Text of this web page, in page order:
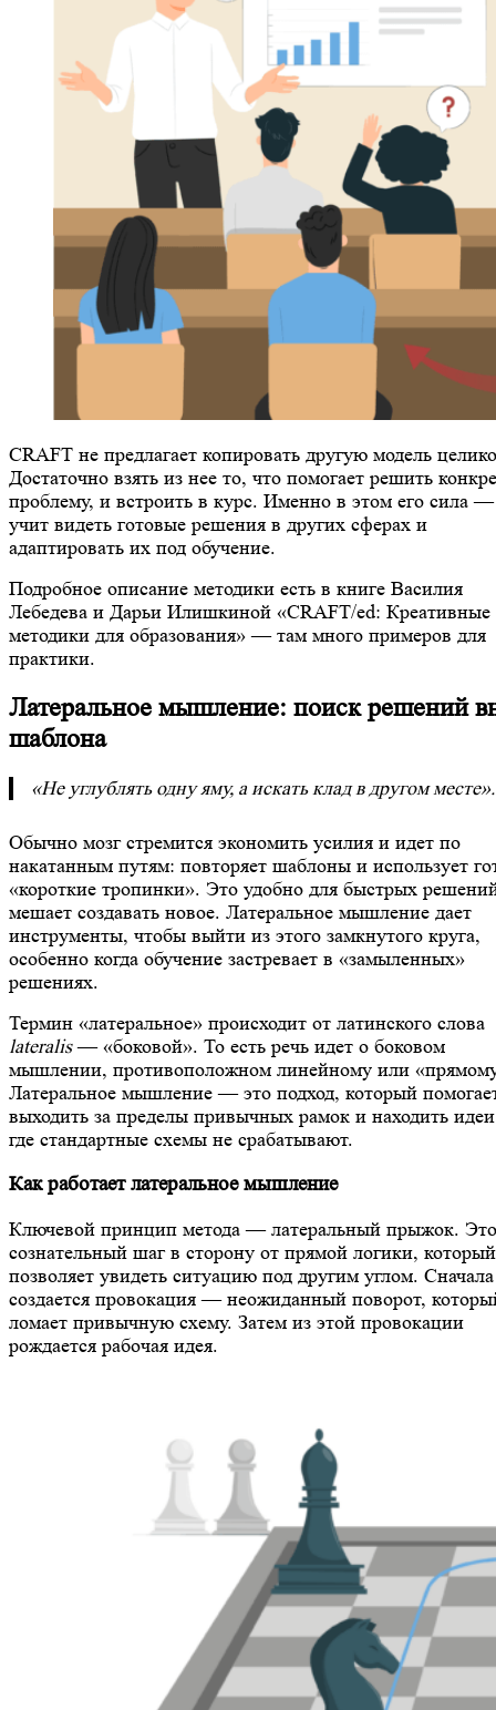
CRAFT не предлагает копировать другую модель
Достаточно взять из нее то, что помогает решить
проблему, и встроить в курс. Именно в этом его сила
учит видеть готовые решения в других сферах и
адаптировать их под обучение.
Подробное описание методики есть в книге Василия
Лебедева и Дарьи Илишкиной «CRAFT/ed: Креативные
методики для образования» — там много примеров для
практики.
Латеральное мышление: поиск решений
шаблона
«Не углублять одну яму, а искать клад в другом
Обычно мозг стремится экономить усилия и идет по
накатанным путям: повторяет шаблоны и использует
«короткие тропинки». Это удобно для быстрых
мешает создавать новое. Латеральное мышление дает
инструменты, чтобы выйти из этого замкнутого круга,
особенно когда обучение застревает в «замыленных»
решениях.
Термин «латеральное» происходит от латинского слова
lateralis— «боковой». То есть речь идет о боковом
мышлении, противоположном линейному или
Латеральное мышление — это подход, который
выходить за пределы привычных рамок и находить
где стандартные схемы не срабатывают.
Как работает латеральное мышление
Ключевой принцип метода — латеральный прыжок. Это
сознательный шаг в сторону от прямой логики, который
позволяет увидеть ситуацию под другим углом. Сначала
создается провокация — неожиданный поворот,
ломает привычную схему. Затем из этой провокации
рождается рабочая идея.